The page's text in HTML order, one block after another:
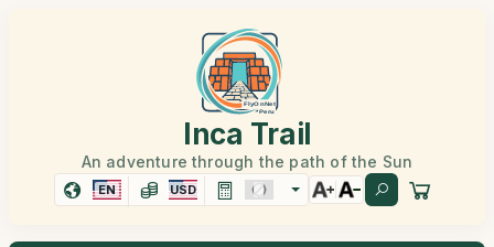
Inca Trail
An adventure through the path of the Sun
EN USD